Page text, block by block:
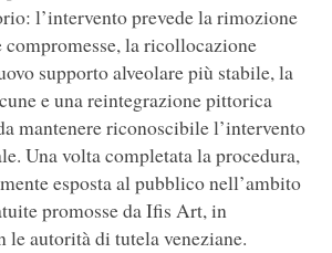
l’intervento prevede la rimozione
la ricollocazione
supporto alveolare più stabile, la
e una reintegrazione pittorica
mantenere riconoscibile l’intervento
Una volta completata la procedura,
esposta al pubblico nell’ambito
promosse da Ifis Art, in
le autorità di tutela veneziane.